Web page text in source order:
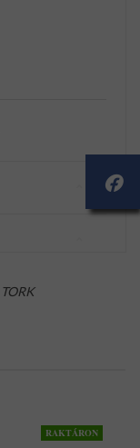
TORK
RAKTÁRON